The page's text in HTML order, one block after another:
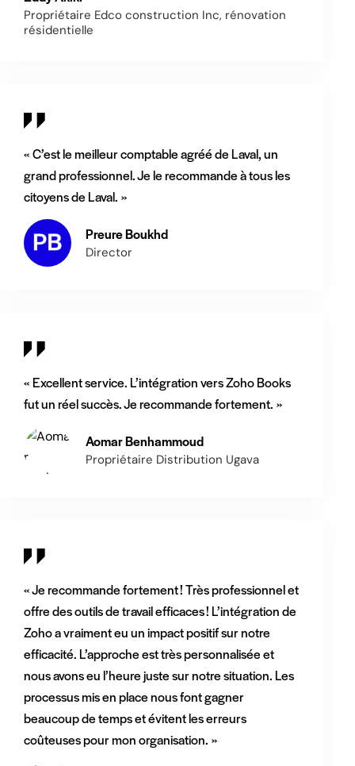
Propriétaire Edco construction Inc, rénovation
résidentielle
« C’est le meilleur comptable agréé de Laval, un
grand professionnel. Je le recommande à tous les
citoyens de Laval. »
Preure Boukhd
Director
« Excellent service. L’intégration vers Zoho Books
fut un réel succès. Je recommande fortement. »
Aomar Benhammoud
Propriétaire Distribution Ugava
« Je recommande fortement ! Très professionnel et
offre des outils de travail efficaces ! L’intégration de
Zoho a vraiment eu un impact positif sur notre
efficacité. L’approche est très personnalisée et
nous avons eu l’heure juste sur notre situation. Les
processus mis en place nous font gagner
beaucoup de temps et évitent les erreurs
coûteuses pour mon organisation. »